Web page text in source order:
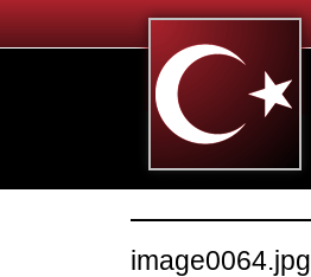
image0064.jpg